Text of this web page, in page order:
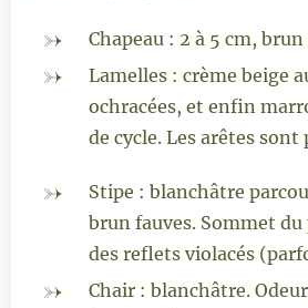
Chapeau : 2 à 5 cm,
Lamelles : crème beige
ochracées, et enfin
de cycle. Les arêtes
Stipe : blanchâtre
brun fauves. Sommet
des reflets violacés
Chair : blanchâtre.